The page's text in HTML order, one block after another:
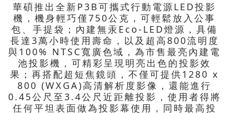
華碩推出全新P3B可攜式行動電源LED投影
機，機身輕巧僅750公克，可輕鬆放入公事
包、手提袋；內建無汞Eco-LED燈源，具備
長達3萬小時使用壽命，以及超高800流明度
與100% NTSC寬廣色域，為市售最亮內建電
池投影機，可精彩呈現明亮出色的投影效
果；再搭配超短焦鏡頭，不僅可提供1280 x
800 (WXGA)高清解析度影像，還能進行
0.45公尺至3.4公尺近距離投影，使用者得將
任何平坦表面做為投影幕使用，同時最高投